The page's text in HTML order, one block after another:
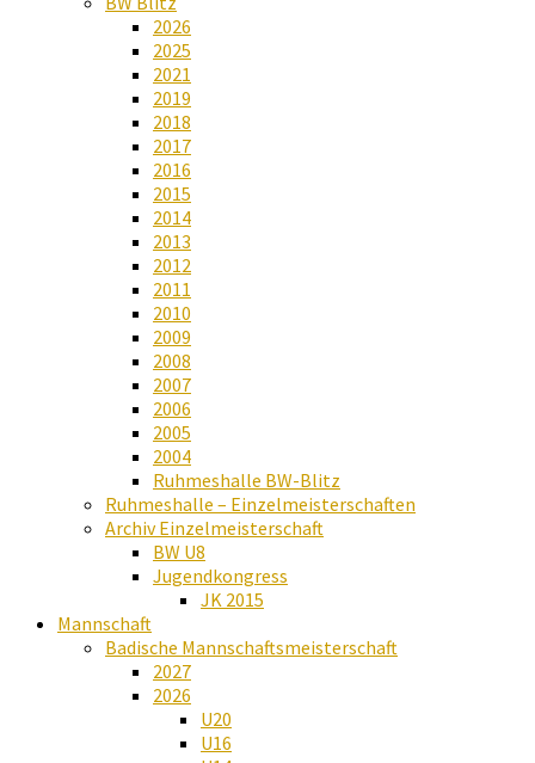
2026
2025
2021
2019
2018
2017
2016
2015
2014
2013
2012
2011
2010
2009
2008
2007
2006
2005
2004
Ruhmeshalle BW-Blitz
Ruhmeshalle – Einzelmeisterschaften
Archiv Einzelmeisterschaft
BW U8
Jugendkongress
JK 2015
Mannschaft
Badische Mannschaftsmeisterschaft
2027
2026
U20
U16